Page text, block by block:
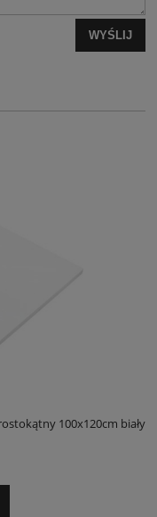
WYŚLIJ
100x120cm biały